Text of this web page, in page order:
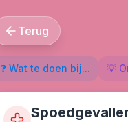
Terug
❓ Wat te doen bij... 💡